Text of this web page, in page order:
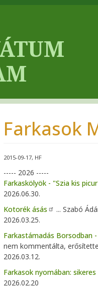
Farkasok
2015-09-17 HF
----- 2026 -----
Farkaskölyök - "Szia kis picur
2026.06.30.
Kotorék ásás
... Szabó
2026.03.25.
Farkastámadás Borsodban
nem kommentálta,
2026.03.12.
Farkasok nyomában:
2026.02.20